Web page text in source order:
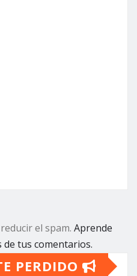
el spam. Aprende
de tus comentarios.
PERDIDO